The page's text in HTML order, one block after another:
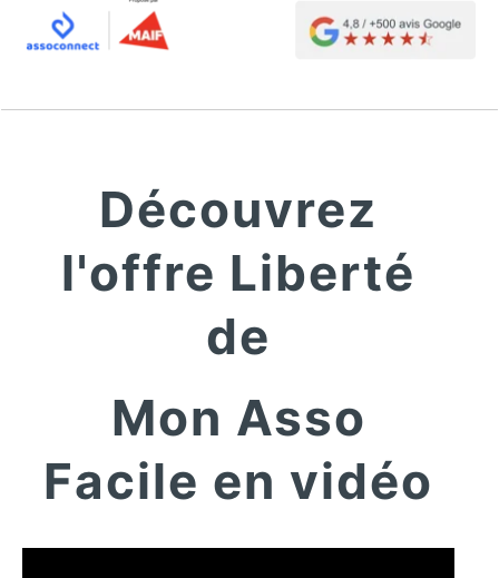
Découvrez
l'offre Liberté
de
Mon Asso
Facile en vidéo